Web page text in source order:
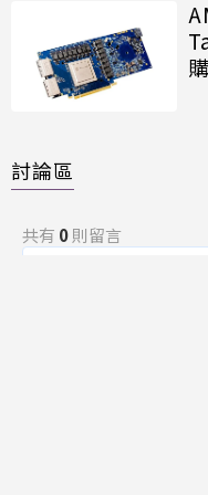
討論區
共有 0則留言